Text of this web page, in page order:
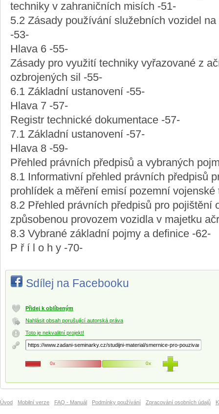
techniky v zahraničních misích -51-
5.2 Zásady používání služebních vozidel
-53-
Hlava 6 -55-
Zásady pro využití techniky vyřazované z
ozbrojených sil -55-
6.1 Základní ustanovení -55-
Hlava 7 -57-
Registr technické dokumentace -57-
7.1 Základní ustanovení -57-
Hlava 8 -59-
Přehled právních předpisů a vybraných
8.1 Informativní přehled právních předpisů
prohlídek a měření emisí pozemní vojenské
8.2 Přehled právních předpisů pro pojištění
způsobenou provozem vozidla v majetku
8.3 Vybrané základní pojmy a definice -62-
P ř í l o h y -70-
Sdílej na Facebooku
Přidej k oblíbeným
Nahlásit obsah porušující autorská práva
Toto je nekvalitní projekt!
0x 0x
Úvod Mobilní verze FAQ - Manuál Podmínky používání Zpracování osobních údajů